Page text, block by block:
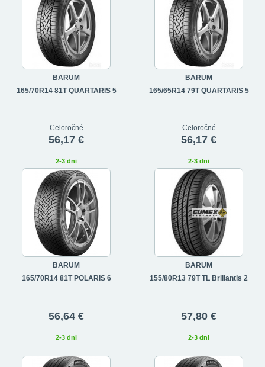
BARUM
165/70R14 81T QUARTARIS 5
Celoročné
56,17 €
2-3 dni
BARUM
165/65R14 79T QUARTARIS 5
Celoročné
56,17 €
2-3 dni
BARUM
165/70R14 81T POLARIS 6
56,64 €
2-3 dni
BARUM
155/80R13 79T TL Brillantis 2
57,80 €
2-3 dni